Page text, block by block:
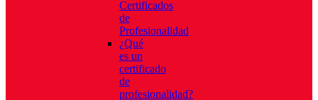
Certificados
de
Profesionalidad
¿Qué
es un
certificado
de
profesionalidad?